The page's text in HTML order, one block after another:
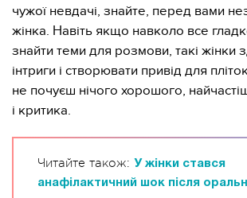
чужої невдачі, знайте, перед вами
жінка. Навіть якщо навколо все
знайти теми для розмови, такі жінки
інтриги і створювати привід для
не почуєш нічого хорошого,
і критика.
Читайте також: У жінки стався
анафілактичний шок після